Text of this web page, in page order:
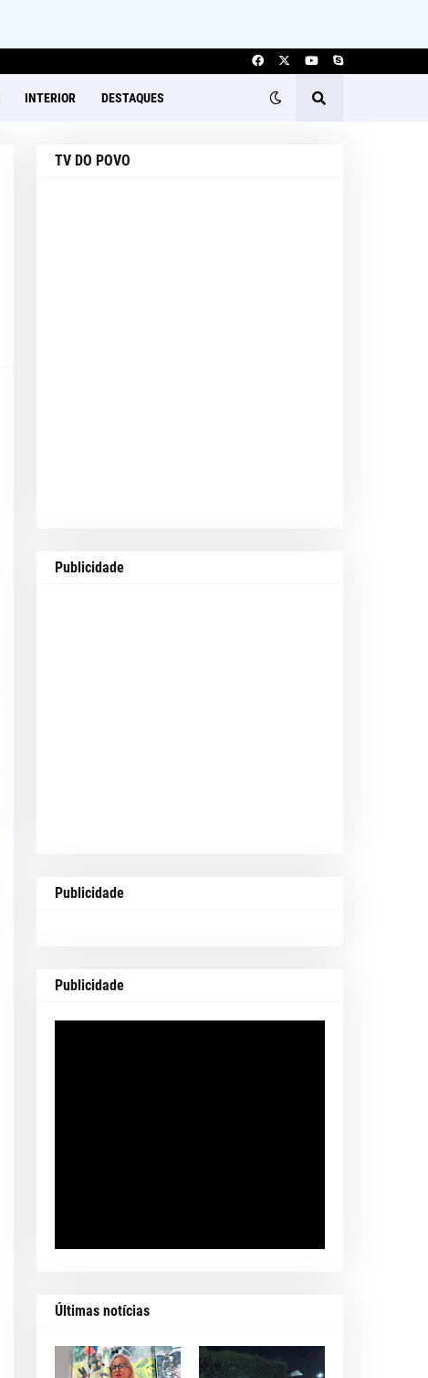
INTERIOR DESTAQUES
TV DO POVO
Publicidade
Publicidade
Publicidade
Últimas notícias